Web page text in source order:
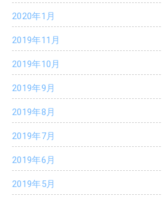
2020年1月
2019年11月
2019年10月
2019年9月
2019年8月
2019年7月
2019年6月
2019年5月